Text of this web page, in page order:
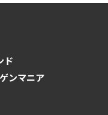
ド
ンマニア